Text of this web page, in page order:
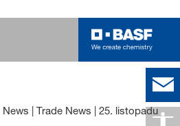
| Trade News |25. listopadu